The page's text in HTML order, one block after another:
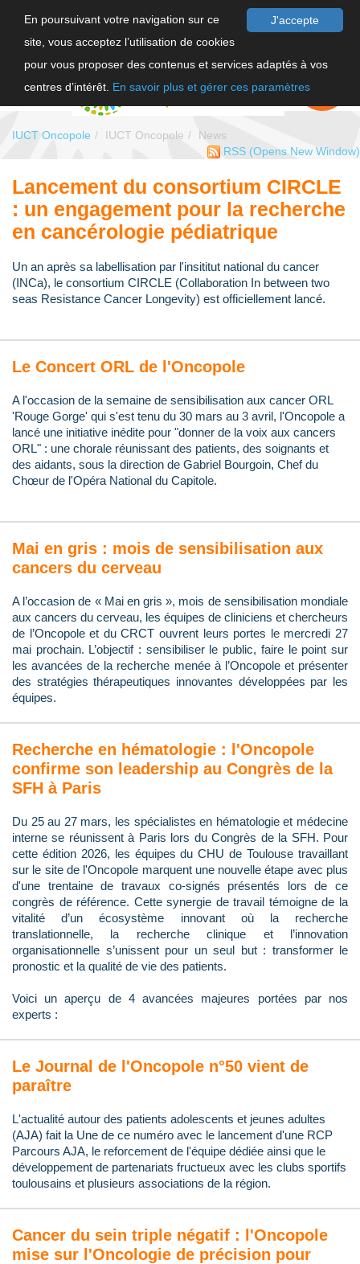
J'accepte
En poursuivant votre navigation sur ce
site, vous acceptez l’utilisation de cookies
pour vous proposer des contenus et services adaptés à vos
centres d’intérêt. En savoir plus et gérer ces paramètres
FAIRE UN
DON
IUCT Oncopole IUCT Oncopole
News
RSS (Opens New Window)
Lancement du consortium CIRCLE
: un engagement pour la recherche
en cancérologie pédiatrique
Un an après sa labellisation par l'insititut national du cancer
(INCa), le consortium CIRCLE (Collaboration In between two
seas Resistance Cancer Longevity) est officiellement lancé.
Le Concert ORL de l'Oncopole
A l'occasion de la semaine de sensibilisation aux cancer ORL
'Rouge Gorge' qui s'est tenu du 30 mars au 3 avril, l'Oncopole a
lancé une initiative inédite pour "donner de la voix aux cancers
ORL" : une chorale réunissant des patients, des soignants et
des aidants, sous la direction de Gabriel Bourgoin, Chef du
Chœur de l'Opéra National du Capitole.
Mai en gris : mois de sensibilisation aux
cancers du cerveau
A l’occasion de « Mai en gris », mois de sensibilisation mondiale
aux cancers du cerveau, les équipes de cliniciens et chercheurs
de l’Oncopole et du CRCT ouvrent leurs portes le mercredi 27
mai prochain. L’objectif : sensibiliser le public, faire le point sur
les avancées de la recherche menée à l’Oncopole et présenter
des stratégies thérapeutiques innovantes développées par les
équipes.
Recherche en hématologie : l'Oncopole
confirme son leadership au Congrès de la
SFH à Paris
Du 25 au 27 mars, les spécialistes en hématologie et médecine
interne se réunissent à Paris lors du Congrès de la SFH. Pour
cette édition 2026, les équipes du CHU de Toulouse travaillant
sur le site de l'Oncopole marquent une nouvelle étape avec plus
d'une trentaine de travaux co-signés présentés lors de ce
congrès de référence. Cette synergie de travail témoigne de la
vitalité d’un écosystème innovant où la recherche
translationnelle, la recherche clinique et l’innovation
organisationnelle s’unissent pour un seul but : transformer le
pronostic et la qualité de vie des patients.
Voici un aperçu de 4 avancées majeures portées par nos
experts :
Le Journal de l'Oncopole n°50 vient de
paraître
L'actualité autour des patients adolescents et jeunes adultes
(AJA) fait la Une de ce numéro avec le lancement d'une RCP
Parcours AJA, le reforcement de l'équipe dédiée ainsi que le
développement de partenariats fructueux avec les clubs sportifs
toulousains et plusieurs associations de la région.
Cancer du sein triple négatif : l'Oncopole
mise sur l'Oncologie de précision pour